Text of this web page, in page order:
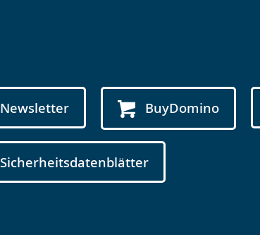
Newsletter BuyDomino
Sicherheitsdatenblätter